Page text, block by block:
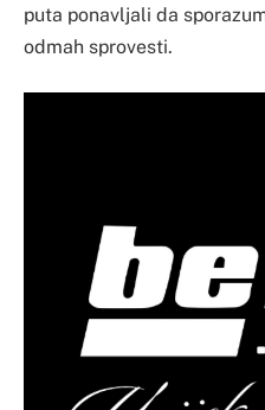
puta ponavljali da
odmah sprovesti.